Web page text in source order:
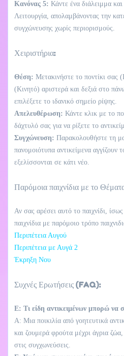
Κανόνας 5: Κάντε ένα διάλειμμα
Λειτουργία, απολαμβάνοντας την
συγχώνευσης χωρίς περιορισμούς.
Χειριστήρια:
Θέση: Μετακινήστε το ποντίκι σας
(Κινητό) αριστερά και δεξιά στο
επιλέξετε το ιδανικό σημείο ρίψης.
Απελευθέρωση: Κάντε κλικ με το
δάχτυλό σας για να ρίξετε το
Συγχώνευση: Παρακολουθήστε τη
πανομοιότυπα αντικείμενα αγγίζουν
εξελίσσονται σε κάτι νέο.
Παρόμοια παιχνίδια με το
Αν σας αρέσει αυτό το παιχνίδι,
παιχνίδια με παρόμοιο τρόπο
Περιπέτεια Αυγού
Περιπέτεια με Αυγά 2
Έκρηξη Νου
Συχνές Ερωτήσεις (FAQ):
Ε: Τι είδη αντικειμένων μπορώ να
Α: Μια ποικιλία από γοητευτικά
και ζουμερά φρούτα μέχρι άγρια
στις συγχωνεύσεις.